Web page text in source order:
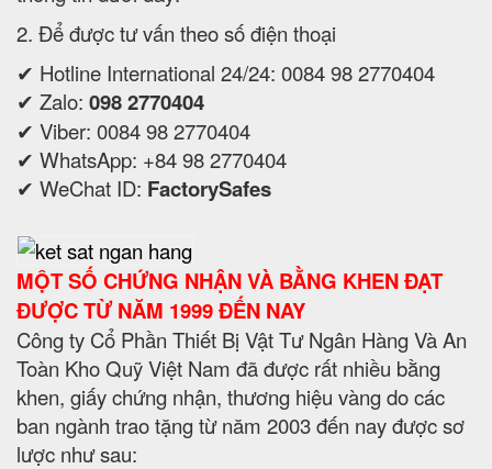
2. Để được tư vấn theo số điện thoại
✔ Hotline International 24/24: 0084 98 2770404
✔ Zalo: 098 2770404
✔ Viber: 0084 98 2770404
✔ WhatsApp: +84 98 2770404
✔ WeChat ID: FactorySafes
MỘT SỐ CHỨNG NHẬN VÀ BẰNG KHEN ĐẠT
ĐƯỢC TỪ NĂM 1999 ĐẾN NAY
Công ty Cổ Phần Thiết Bị Vật Tư Ngân Hàng Và An
Toàn Kho Quỹ Việt Nam đã được rất nhiều bằng
khen, giấy chứng nhận, thương hiệu vàng do các
ban ngành trao tặng từ năm 2003 đến nay được sơ
lược như sau: